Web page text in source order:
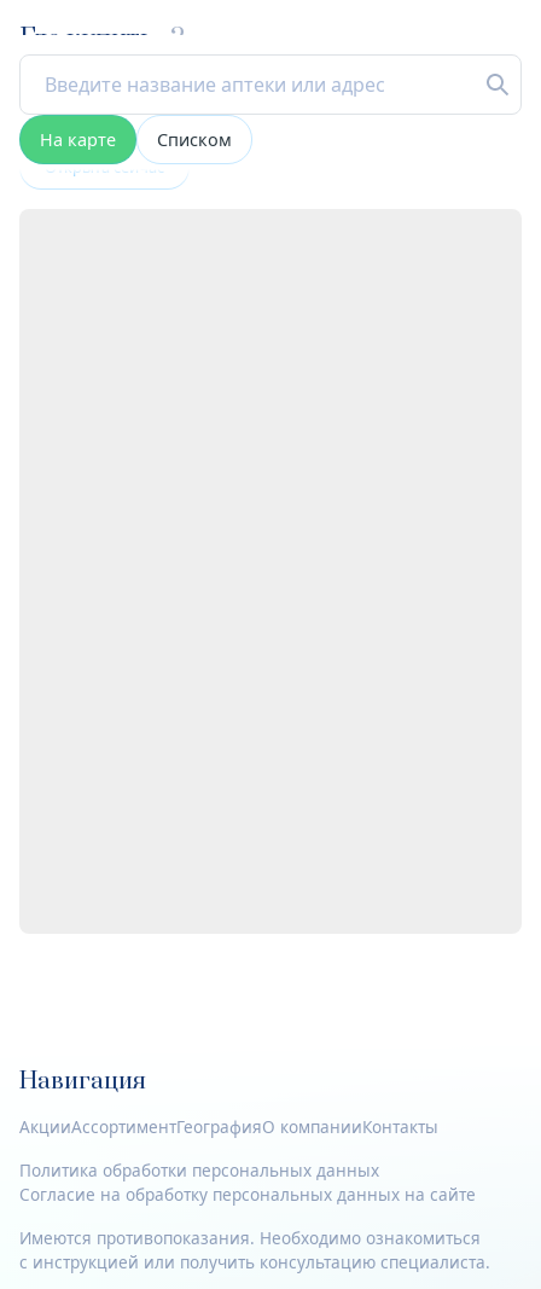
Где купить 2
На карте Списком
Открыта сейчас
Навигация
АкцииАссортиментГеографияО компанииКонтакты
Политика обработки персональных данных
Согласие на обработку персональных данных на сайте
Имеются противопоказания. Необходимо ознакомиться
с инструкцией или получить консультацию специалиста.